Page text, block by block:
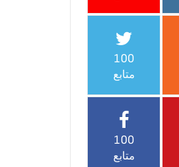
100
متابع
100
متابع